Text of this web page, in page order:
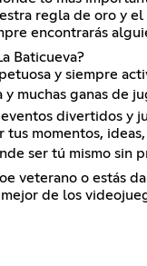
regla de oro y
encontrarás
Baticueva?
y siempre
muchas ganas de
divertidos y
tus momentos,
ser tú mismo sin
veterano o estás
de los